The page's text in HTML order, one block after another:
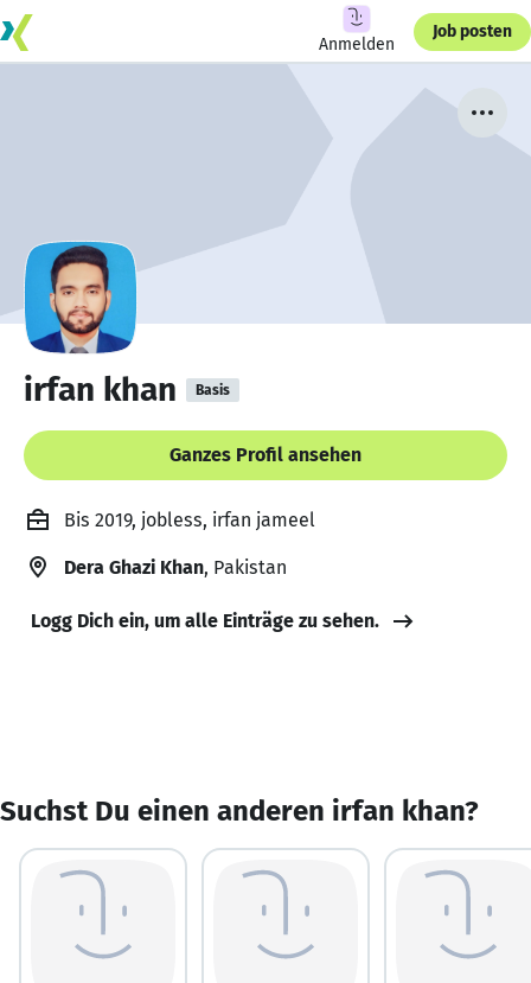
Anmelden
Job posten
irfan khan Basis
Ganzes Profil ansehen
Bis 2019, jobless, irfan jameel
Dera Ghazi Khan, Pakistan
Logg Dich ein, um alle Einträge zu sehen.
Suchst Du einen anderen irfan khan?